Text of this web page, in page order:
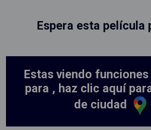
Espera esta película
Estas viendo
para , haz clic aquí
de ciudad